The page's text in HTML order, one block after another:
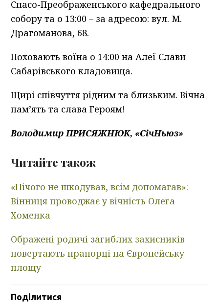
Спасо-Преображенського кафедрального
собору та о 13:00 – за адресою: вул. М.
Драгоманова, 68.
Поховають воїна о 14:00 на Алеї Слави
Сабарівського кладовища.
Щирі співчуття рідним та близьким. Вічна
пам’ять та слава Героям!
Володимир ПРИСЯЖНЮК, «СічНьюз»
Читайте також
«Нічого не шкодував, всім допомагав»:
Вінниця проводжає у вічність Олега
Хоменка
Ображені родичі загиблих захисників
повертають прапорці на Європейську
площу
Поділитися